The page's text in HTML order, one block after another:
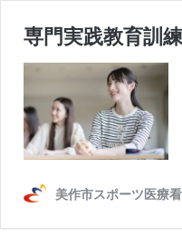
専門実践教育訓
美作市スポーツ医療